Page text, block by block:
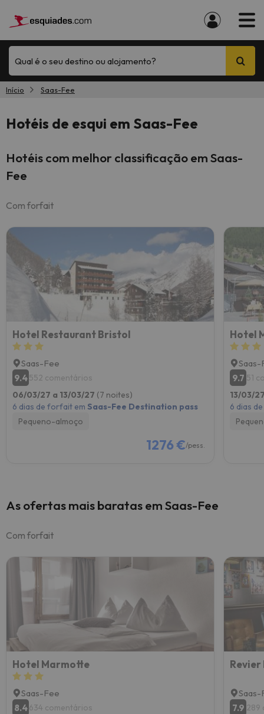
Qual é o seu destino ou alojamento?
Início Saas-Fee
Hotéis de esqui em Saas-Fee
Hotéis com melhor classificação em Saas-
Fee
Com forfait
Hotel Restaurant Bristol
Saas-Fee
9.4552 comentários
06/03/27 a 13/03/27 (7 noites)
6 dias de forfait em Saas-Fee Destination pass
Pequeno-almoço
1276 €/pess.
Hotel
Saas-
9.7 51
13/03/
6 dias
As ofertas mais baratas em Saas-Fee
Com forfait
Hotel Marmotte
Saas-Fee
8.4634 comentários
Revier
Saas-
7.9 289